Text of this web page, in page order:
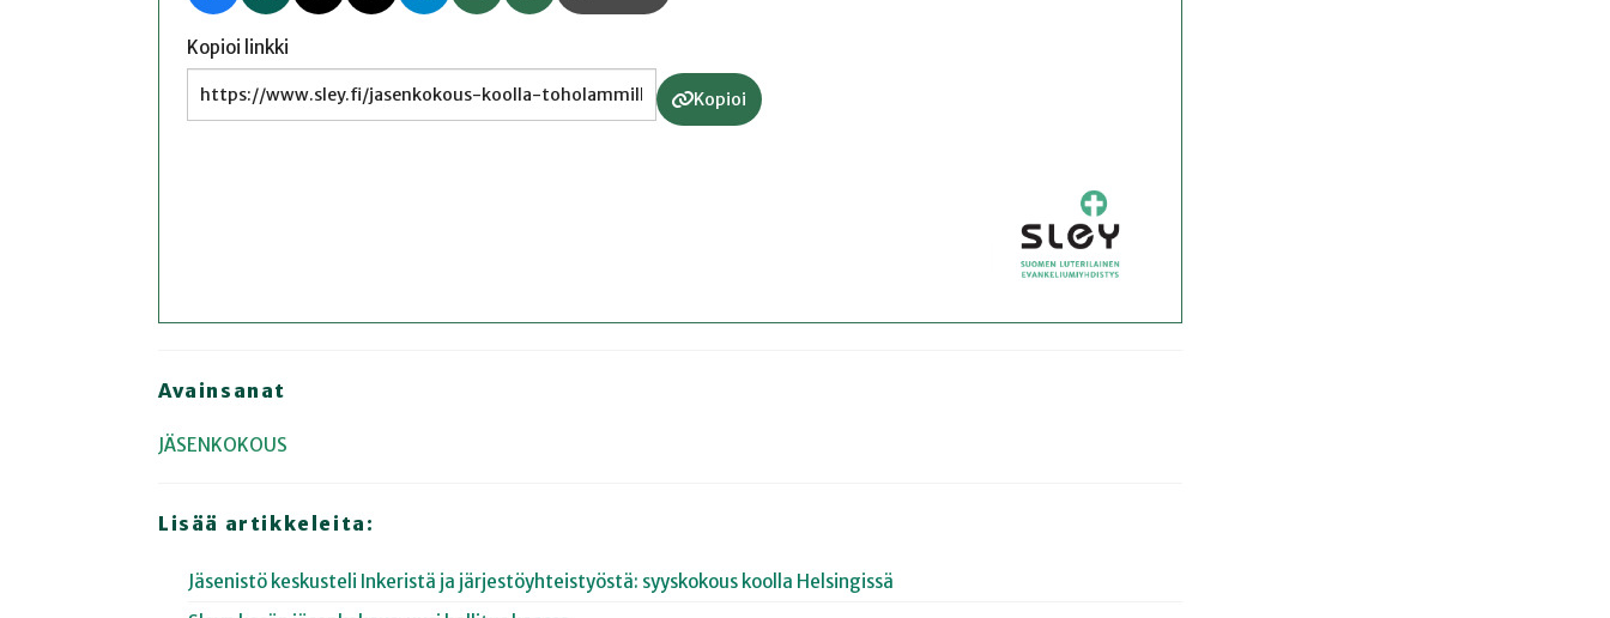
Kopioi linkki
Kopioi
Avainsanat
JÄSENKOKOUS
Lisää artikkeleita:
Jäsenistö keskusteli Inkeristä ja järjestöyhteistyöstä: syyskokous koolla Helsingissä